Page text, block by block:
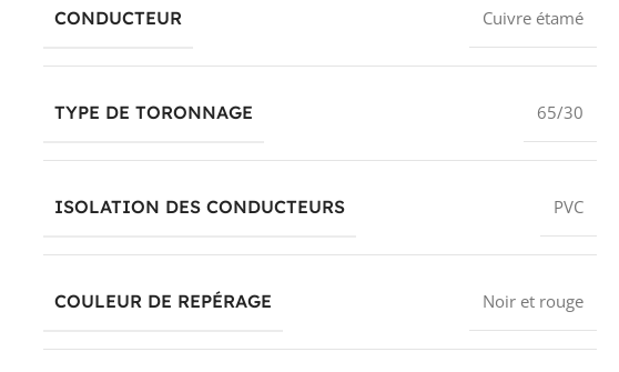
CONDUCTEUR Cuivre étamé
TYPE DE TORONNAGE 65/30
ISOLATION DES CONDUCTEURS PVC
COULEUR DE REPÉRAGE Noir et rouge